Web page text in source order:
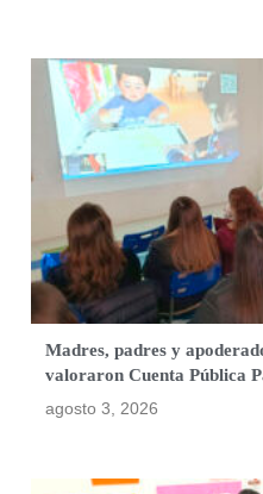
Madres, padres y
valoraron Cuenta Pública
agosto 3, 2026